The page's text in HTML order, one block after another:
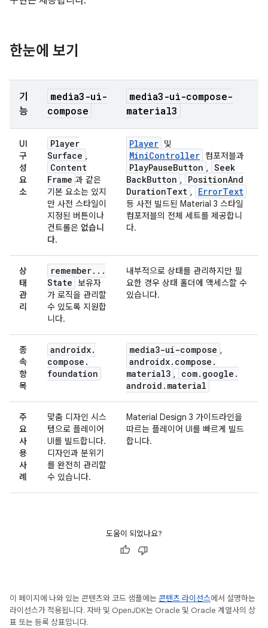
한눈에 보기
기
능
media3-ui-
compose
media3-ui-compose-
material3
UI
구
성
요
소
Player
Surface ,
Content
Frame 과 같은
기본 요소는 있지
만 사전 스타일이
지정된 버튼이나
컨트롤은 없습니
다.
Player 및
MiniController 컴포저블과
PlayPauseButton , Seek
BackButton , PositionAnd
DurationText , ErrorText
등 사전 빌드된 Material 3 스타일
컴포저블의 전체 세트를 제공합니
다.
상
태
관
리
remember. . .
State 보유자
가 로직을 관리할
수 있도록 지원합
니다.
내부적으로 상태를 관리하지만 필
요한 경우 상태 홀더에 액세스할 수
있습니다.
종
속
항
목
androidx.
compose .
foundation
media3-ui-compose ,
androidx. compose .
material3 , com. google .
android . material
주
요
사
용
사
례
맞춤 디자인 시스
템으로 플레이어
UI를 빌드합니다.
디자인과 분위기
를 완전히 관리할
수 있습니다.
Material Design 3 가이드라인을
따르는 플레이어 UI를 빠르게 빌드
합니다.
도움이 되었나요?
이 페이지에 나와 있는 콘텐츠와 코드 샘플에는 콘텐츠 라이선스에서 설명하는
라이선스가 적용됩니다. 자바 및 OpenJDK는 Oracle 및 Oracle 계열사의 상
표 또는 등록 상표입니다.